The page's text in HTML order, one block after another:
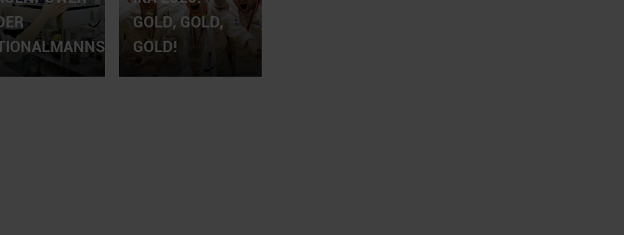
GOLD, GOLD,
GOLD!